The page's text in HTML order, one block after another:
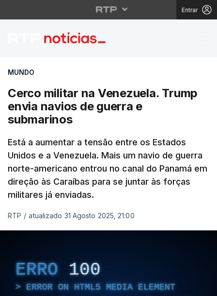
Entrar
Cerco militar na
MUNDO
Cerco militar na Venezuela. Trump
envia navios de guerra e
submarinos
Está a aumentar a tensão entre os Estados
Unidos e a Venezuela. Mais um navio de guerra
norte-americano entrou no canal do Panamá em
direção às Caraíbas para se juntar às forças
militares já enviadas.
RTP / atualizado 31 Agosto 2025, 21:00
ERRO 100
ERROR ON HTML5 MEDIA ELEMENT